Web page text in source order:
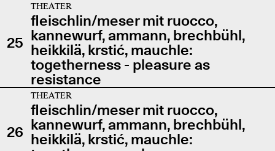
25
THEATER
fleischlin/meser mit ruocco,
kannewurf, ammann, brechbühl,
heikkilä, krstić, mauchle:
togetherness - pleasure as
resistance
26
THEATER
fleischlin/meser mit ruocco,
kannewurf, ammann, brechbühl,
heikkilä, krstić, mauchle: